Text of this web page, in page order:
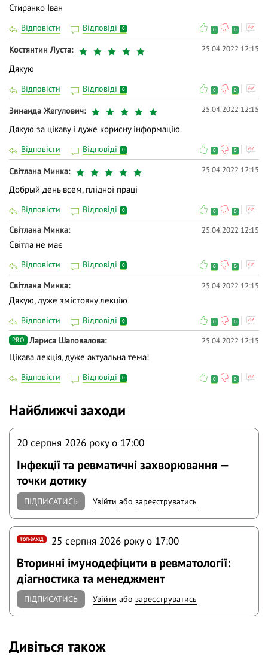
Стиранко Іван
Відповісти Відповіді 0 0 0
Костянтин Луста 25.04.2022 12:15
Дякую
Відповісти Відповіді 0 0 0
Зинаида Жегулович 25.04.2022 12:15
Дякую за цікаву і дуже корисну інформацію.
Відповісти Відповіді 0 0 0
Світлана Минка 25.04.2022 12:15
Добрый день всем, плідної праці
Відповісти Відповіді 0 0 0
Світлана Минка 25.04.2022 12:15
Світла не має
Відповісти Відповіді 0 0 0
Світлана Минка 25.04.2022 12:15
Дякую, дуже змістовну лекцію
Відповісти Відповіді 0 0 0
PRO Лариса Шаповалова 25.04.2022 12:15
Цікава лекція, дуже актуальна тема!
Відповісти Відповіді 0 0 0
Найближчі заходи
20 серпня 2026 року o 17:00
Інфекції та ревматичні захворювання —
точки дотику
ПІДПИСАТИСЬ Увійти абозареєструватись
ТОП-ЗАХІД 25 серпня 2026 року o 17:00
Вторинні імунодефіцити в ревматології:
діагностика та менеджмент
ПІДПИСАТИСЬ Увійти абозареєструватись
Дивіться також